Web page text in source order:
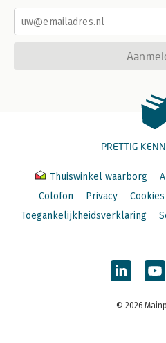
PRETTIG
Thuiswinkel waarborg
Colofon
Privacy Cookies
Toegankelijkheidsverklaring
© 2026